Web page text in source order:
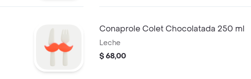
Conaprole Colet Chocolatada 250 ml
Leche
$ 68,00